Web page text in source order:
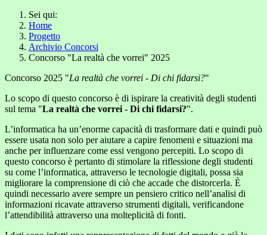
Sei qui:
Home
Progetto
Archivio Concorsi
Concorso "La realtà che vorrei" 2025
Concorso 2025 "La realtà che vorrei - Di chi fidarsi?"
Lo scopo di questo concorso è di ispirare la creatività degli studenti
sul tema "La realtà che vorrei - Di chi fidarsi?".
L’informatica ha un’enorme capacità di trasformare dati e quindi può
essere usata non solo per aiutare a capire fenomeni e situazioni ma
anche per influenzare come essi vengono percepiti. Lo scopo di
questo concorso è pertanto di stimolare la riflessione degli studenti
su come l’informatica, attraverso le tecnologie digitali, possa sia
migliorare la comprensione di ciò che accade che distorcerla. È
quindi necessario avere sempre un pensiero critico nell’analisi di
informazioni ricavate attraverso strumenti digitali, verificandone
l’attendibilità attraverso una molteplicità di fonti.